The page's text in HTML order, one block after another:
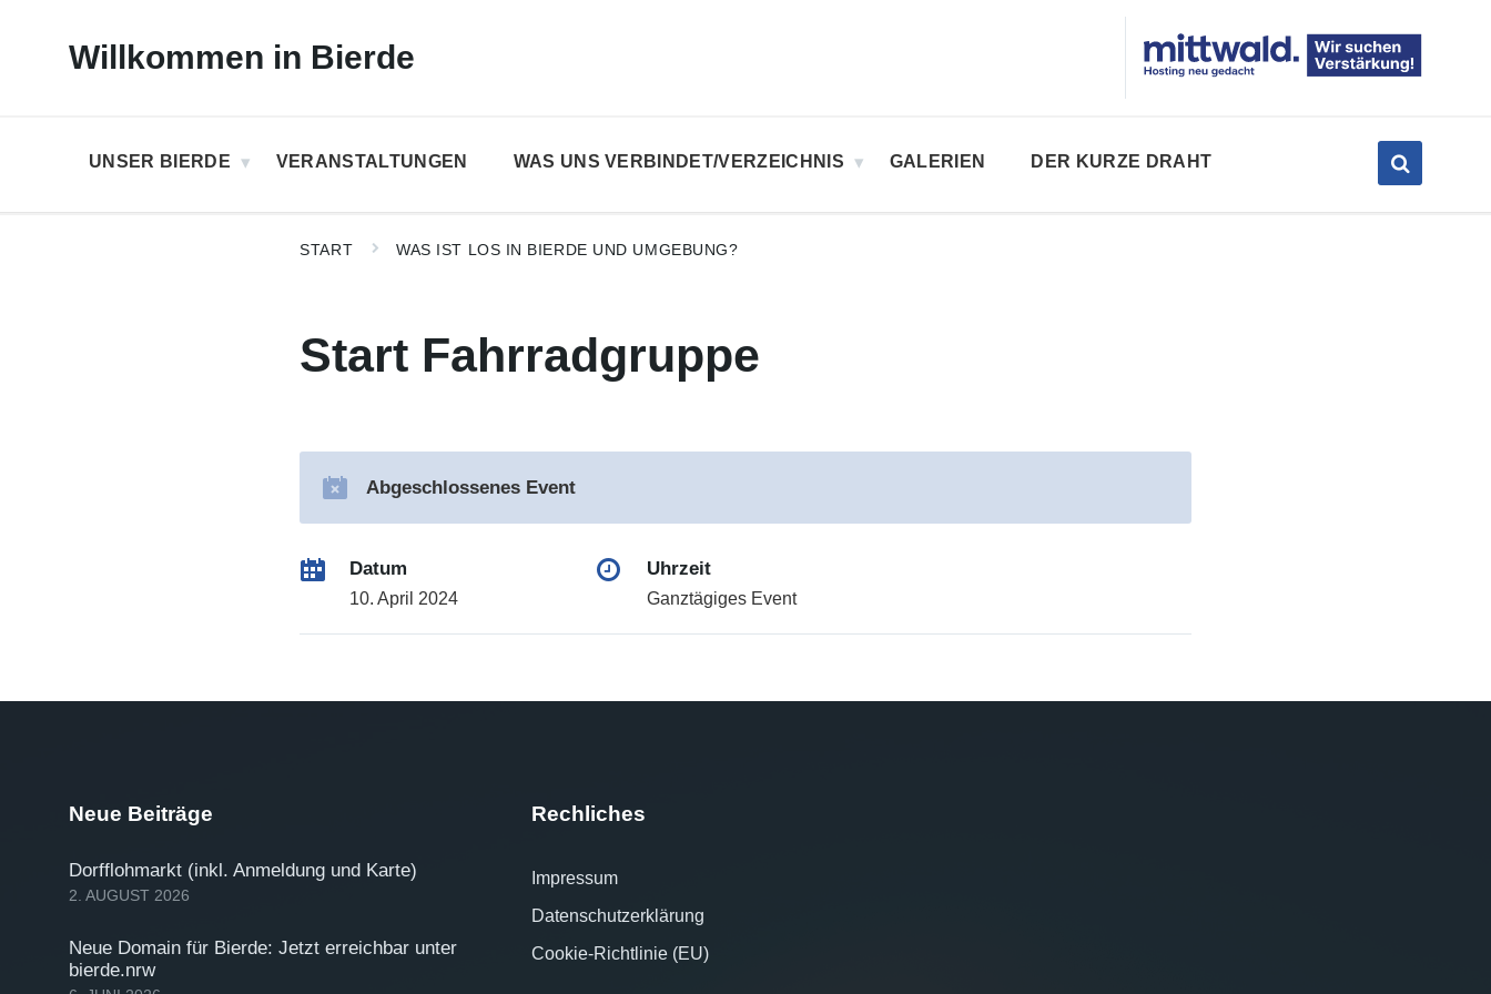
navigationWillkommen in Bierde
UNSER BIERDE VERANSTALTUNGEN WAS UNS VERBINDET/VERZEICHNIS GALERIEN DER KURZE DRAHT
START WAS IST LOS IN BIERDE UND UMGEBUNG?
Start Fahrradgruppe
Abgeschlossenes Event
Datum
10. April 2024
Uhrzeit
Ganztägiges Event
Neue Beiträge
Dorfflohmarkt (inkl. Anmeldung und Karte)
2. AUGUST 2026
Neue Domain für Bierde: Jetzt erreichbar unter
bierde.nrw
Rechliches
Impressum
Datenschutzerklärung
Cookie-Richtlinie (EU)